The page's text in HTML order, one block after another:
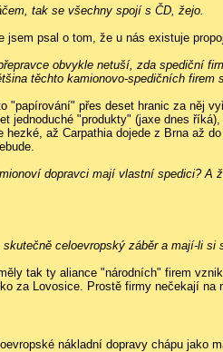
tak se všechny spojí s ČD, žejo.
psal o tom, že u nás existuje
obvykle netuší, zda spediční
těchto kamionovo-spedičních firem
"papírování" přes deset hranic za něj
jednoduché "produkty" (jaxe dnes
až Carpathia dojede z Brna až
dopravci mají vlastní spedici? A
celoevropský záběr a mají-li
tak ty aliance "národních" firem
za Lovosice. Prostě firmy nečekají
nákladní dopravy chápu jako